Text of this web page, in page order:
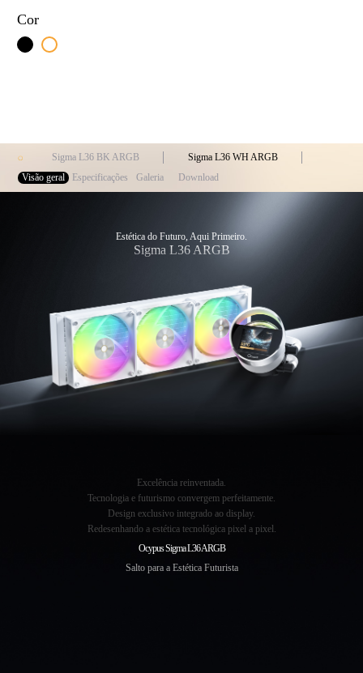
Cor
Sigma L36 BK ARGB
Sigma L36 WH ARGB
Visão geral
Especificações Galeria Download
Estética do Futuro, Aqui Primeiro.
Sigma L36 ARGB
Excelência reinventada.
Tecnologia e futurismo convergem perfeitamente.
Design exclusivo integrado ao display.
Redesenhando a estética tecnológica pixel a pixel.
Ocypus Sigma L36 ARGB
Salto para a Estética Futurista